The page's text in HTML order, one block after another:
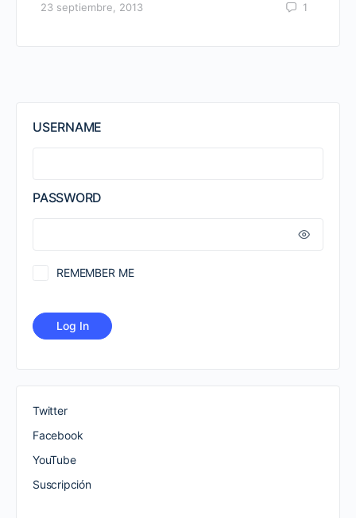
23 septiembre, 2013 1
USERNAME
PASSWORD
REMEMBER ME
Twitter
Facebook
YouTube
Suscripción